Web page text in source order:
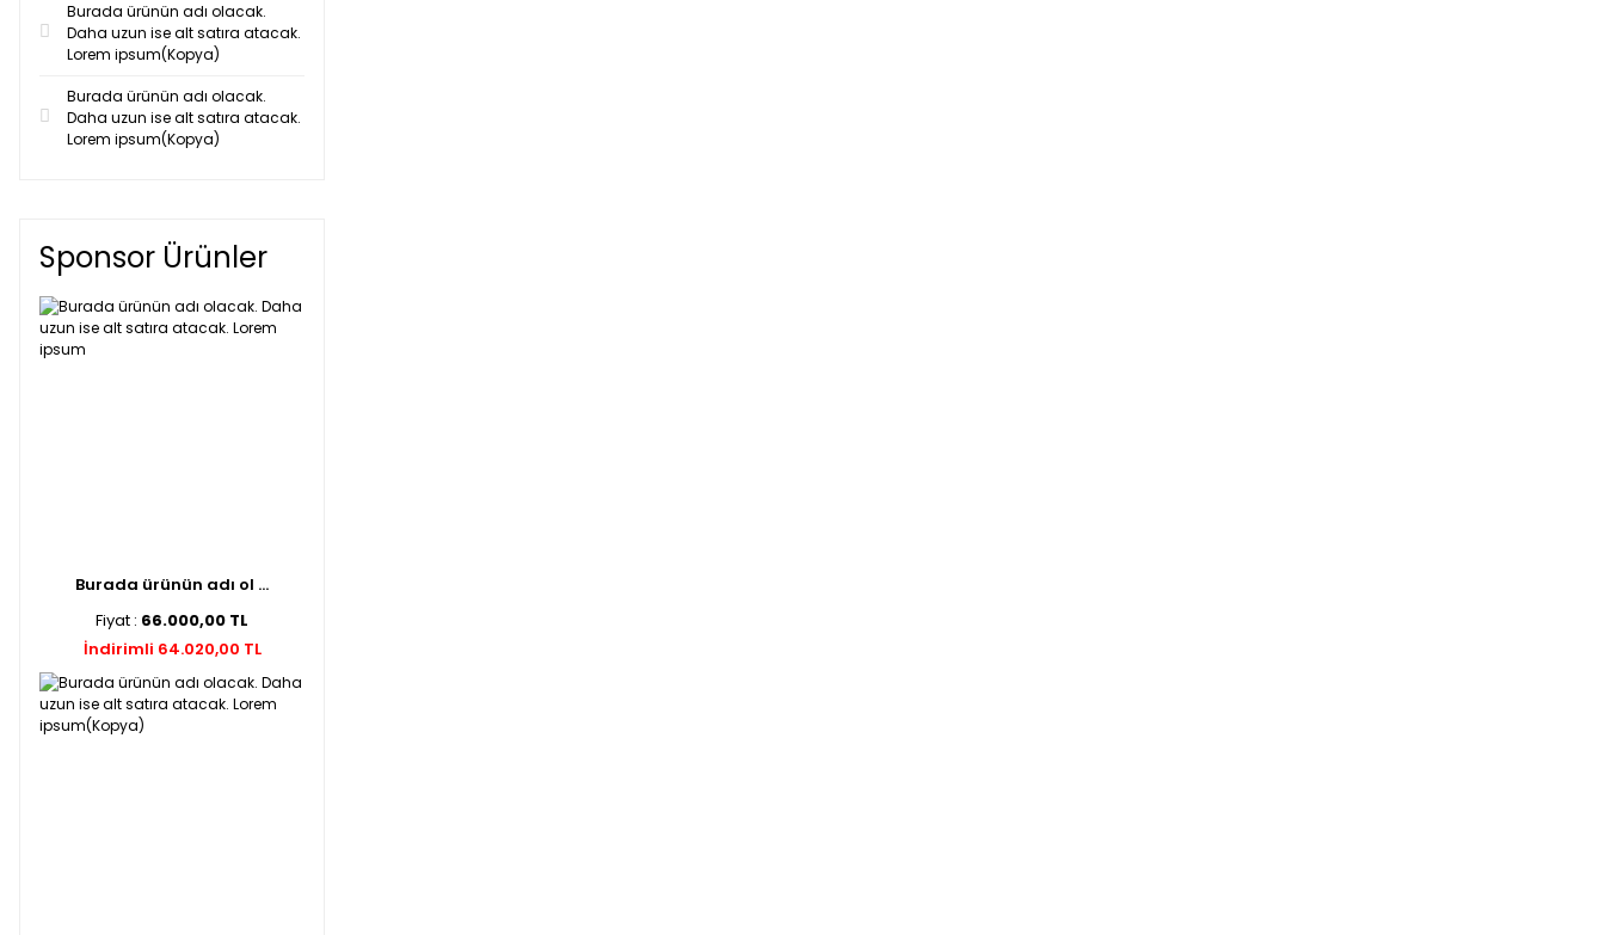
Burada ürünün adı olacak.
Daha uzun ise alt satıra atacak.
Lorem ipsum(Kopya)
Burada ürünün adı olacak.
Daha uzun ise alt satıra atacak.
Lorem ipsum(Kopya)
Sponsor Ürünler
Burada ürünün adı ol ...
Fiyat : 66.000,00 TL
İndirimli 64.020,00 TL